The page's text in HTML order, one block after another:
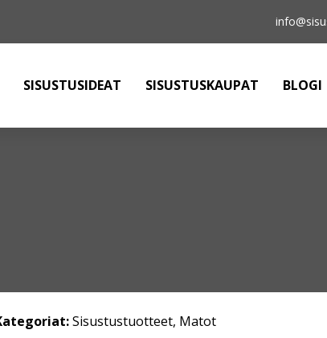
SISUSTUSIDEAT SISUSTUSKAUPAT BLOGI
Sisustustuotteet, Matot